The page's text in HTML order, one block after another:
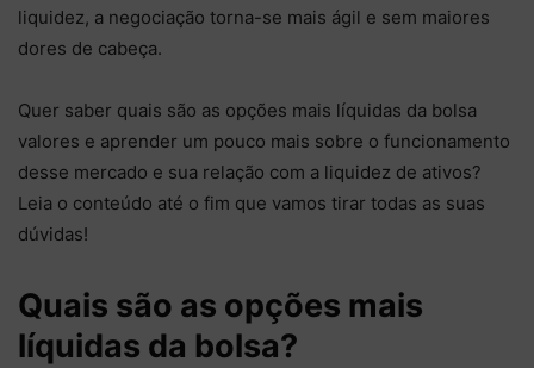
liquidez, a negociação torna-se mais ágil e sem maiores
dores de cabeça.
Quer saber quais são as opções mais líquidas da bolsa
valores e aprender um pouco mais sobre o funcionamento
desse mercado e sua relação com a liquidez de ativos?
Leia o conteúdo até o fim que vamos tirar todas as suas
dúvidas!
Quais são as opções mais
líquidas da bolsa?